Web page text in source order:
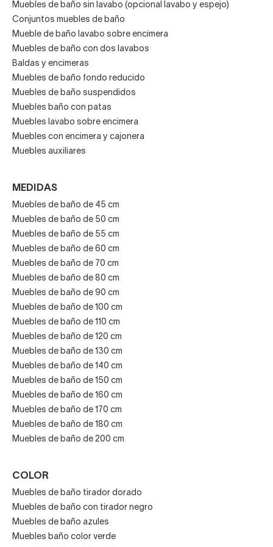
Muebles de baño sin lavabo (opcional lavabo y espejo)
Conjuntos muebles de baño
Mueble de baño lavabo sobre encimera
Muebles de baño con dos lavabos
Baldas y encimeras
Muebles de baño fondo reducido
Muebles de baño suspendidos
Muebles baño con patas
Muebles lavabo sobre encimera
Muebles con encimera y cajonera
Muebles auxiliares
MEDIDAS
Muebles de baño de 45 cm
Muebles de baño de 50 cm
Muebles de baño de 55 cm
Muebles de baño de 60 cm
Muebles de baño de 70 cm
Muebles de baño de 80 cm
Muebles de baño de 90 cm
Muebles de baño de 100 cm
Muebles de baño de 110 cm
Muebles de baño de 120 cm
Muebles de baño de 130 cm
Muebles de baño de 140 cm
Muebles de baño de 150 cm
Muebles de baño de 160 cm
Muebles de baño de 170 cm
Muebles de baño de 180 cm
Muebles de baño de 200 cm
COLOR
Muebles de baño tirador dorado
Muebles de baño con tirador negro
Muebles de baño azules
Muebles baño color verde